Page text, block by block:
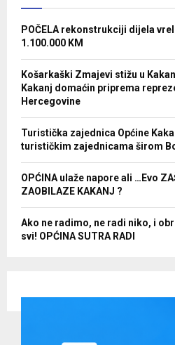
POČELA rekonstrukciji dijela
1.100.000 KM
Košarkaški Zmajevi stižu u
Kakanj domaćin priprema
Hercegovine
Turistička zajednica Općine
turističkim zajednicama širom
OPĆINA ulaže napore ali …Evo
ZAOBILAZE KAKANJ ?
Ako ne radimo, ne radi niko, i
svi! OPĆINA SUTRA RADI